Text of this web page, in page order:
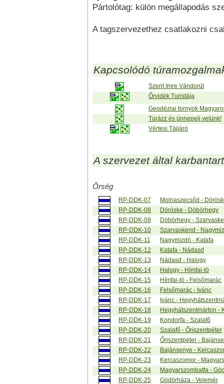
Pártolótag: külön megállapodás
A tagszervezethez csatlakozni
Kapcsolódó
Szent Imre Vándorút
Őrvidék Turistája
Geodéziai tornyok
Túrázz és ünnepelj velünk!
Vértesi Tájjáró
A szervezet által
Őrség
RP-DDK-07
Molnaszecsőd -
RP-DDK-08
Döröske - Döbörhegy
RP-DDK-09
Döbörhegy -
RP-DDK-10
Szarvaskend -
RP-DDK-11
Nagymizdó - Katafa
RP-DDK-12
Katafa - Nádasd
RP-DDK-13
Nádasd - Halogy
RP-DDK-14
Halogy - Hímfai-tó
RP-DDK-15
Hímfai-tó - Felsőmarác
RP-DDK-16
Felsőmarác - Ivánc
RP-DDK-17
Ivánc -
RP-DDK-18
Hegyhátszentmárton -
RP-DDK-19
Kondorfa - Szalafő
RP-DDK-20
Szalafő - Őriszentpéter
RP-DDK-21
Őriszentpéter -
RP-DDK-22
Bajánsenye -
RP-DDK-23
Kercaszomor -
RP-DDK-24
Magyarszombatfa -
RP-DDK-25
Gödörháza - Velemér